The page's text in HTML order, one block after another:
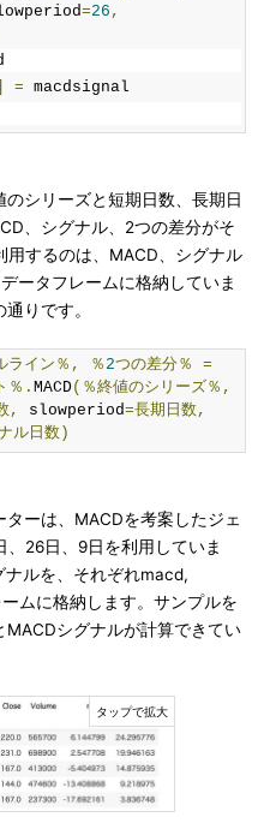
=26 ,
= macdsignal
シリーズと短期日数、長期日
、シグナル、2つの差分がそ
するのは、MACD、シグナル
ータフレームに格納していま
りです。
ライン％, ％ 2つの差分％
=
％.MACD(％終値のシリーズ％,
, slowperiod=長期日数,
ル日数)
ーは、MACDを考案したジェ
、26日、9日を利用していま
ルを、それぞれmacd,
ムに格納します。サンプルを
シグナルが計算できてい